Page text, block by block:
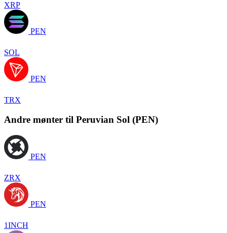
XRP
PEN
SOL
PEN
TRX
Andre mønter til Peruvian Sol (PEN)
PEN
ZRX
PEN
1INCH